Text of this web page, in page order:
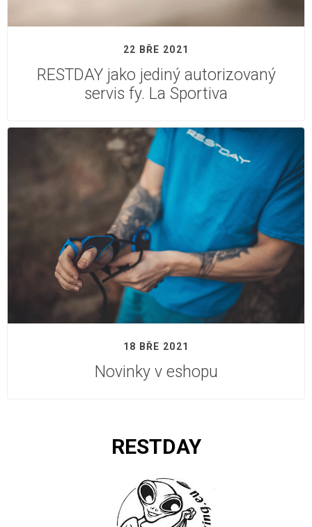
22 BŘE 2021
RESTDAY jako jediný autorizovaný
servis fy. La Sportiva
18 BŘE 2021
Novinky v eshopu
RESTDAY